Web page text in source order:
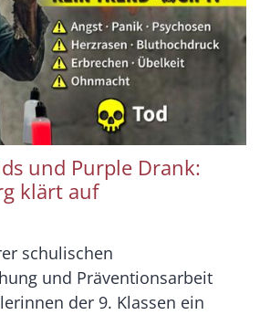
und Purple Drank:
klärt auf
schulischen
und Präventionsarbeit
der 9. Klassen ein